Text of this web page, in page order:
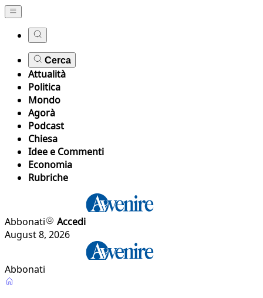
Cerca
Attualità
Politica
Mondo
Agorà
Podcast
Chiesa
Idee e Commenti
Economia
Rubriche
Abbonati
Accedi
August 8, 2026
Abbonati